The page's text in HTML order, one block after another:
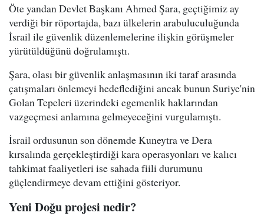
Öte yandan Devlet Başkanı Ahmed Şara, geçtiğimiz ay
verdiği bir röportajda, bazı ülkelerin arabuluculuğunda
İsrail ile güvenlik düzenlemelerine ilişkin görüşmeler
yürütüldüğünü doğrulamıştı.
Şara, olası bir güvenlik anlaşmasının iki taraf arasında
çatışmaları önlemeyi hedeflediğini ancak bunun Suriye'nin
Golan Tepeleri üzerindeki egemenlik haklarından
vazgeçmesi anlamına gelmeyeceğini vurgulamıştı.
İsrail ordusunun son dönemde Kuneytra ve Dera
kırsalında gerçekleştirdiği kara operasyonları ve kalıcı
tahkimat faaliyetleri ise sahada fiili durumunu
güçlendirmeye devam ettiğini gösteriyor.
Yeni Doğu projesi nedir?